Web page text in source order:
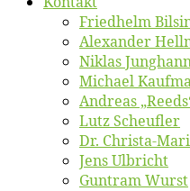
Fried­helm
Alex­an­der
Ni­klas
Mi­cha­el
An­dre­as
Lutz Scheuf­ler
Dr. Chris­­ta-
Jens Ulb­richt
Gun­tram Wurst